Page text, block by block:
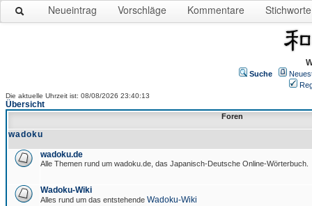
Neueintrag Vorschläge Kommentare Stichworte
Suche
Die aktuelle Uhrzeit ist: 08/08/2026 23:40:13
Übersicht
Foren
wadoku
wadoku.de
Alle Themen rund um wadoku.de, das Japanisch-Deutsche Online-Wörterbuch.
Wadoku-Wiki
Alles rund um das entstehende Wadoku-Wiki